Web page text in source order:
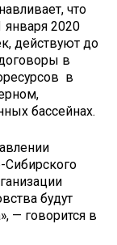
что
2020
действуют до
в
в
бассейнах.
будут
— говорится в